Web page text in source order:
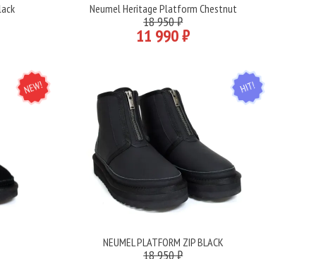
Подробнее
Neumel Heritage Platform Chestnut
18 950 ₽
11 990 ₽
NEW HIT
Подробнее
NEUMEL PLATFORM ZIP BLACK
18 950 ₽